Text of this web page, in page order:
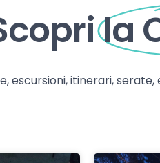
la
escursioni, itinerari,